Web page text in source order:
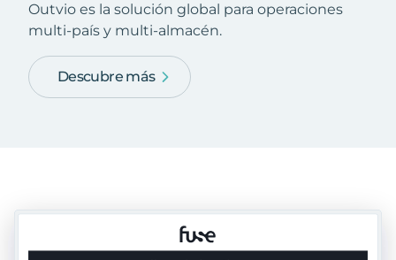
Outvio es la solución global para operaciones
multi-país y multi-almacén.
Descubre más